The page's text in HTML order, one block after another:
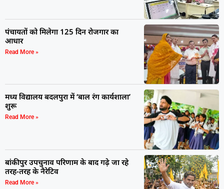
पंचायतों को मिलेगा 125 दिन रोजगार का
आधार
Read More »
मध्य विद्यालय बदलपुरा में ‘बाल रंग कार्यशाला’
शुरू
Read More »
बांकीपुर उपचुनाव परिणाम के बाद गढ़े जा रहे
तरह-तरह के नैरेटिव
Read More »